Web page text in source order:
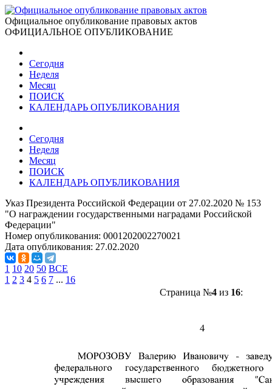
Официальное опубликование правовых актов
ОФИЦИАЛЬНОЕ ОПУБЛИКОВАНИЕ
Сегодня
Неделя
Месяц
ПОИСК
КАЛЕНДАРЬ ОПУБЛИКОВАНИЯ
Сегодня
Неделя
Месяц
ПОИСК
КАЛЕНДАРЬ ОПУБЛИКОВАНИЯ
Указ Президента Российской Федерации от 27.02.2020 № 153
"О награждении государственными наградами Российской
Федерации"
Номер опубликования: 0001202002270021
Дата опубликования: 27.02.2020
1 10 20 50 ВСЕ
1 2 3 4 5 6 7 ... 16
Страница №4из 16: